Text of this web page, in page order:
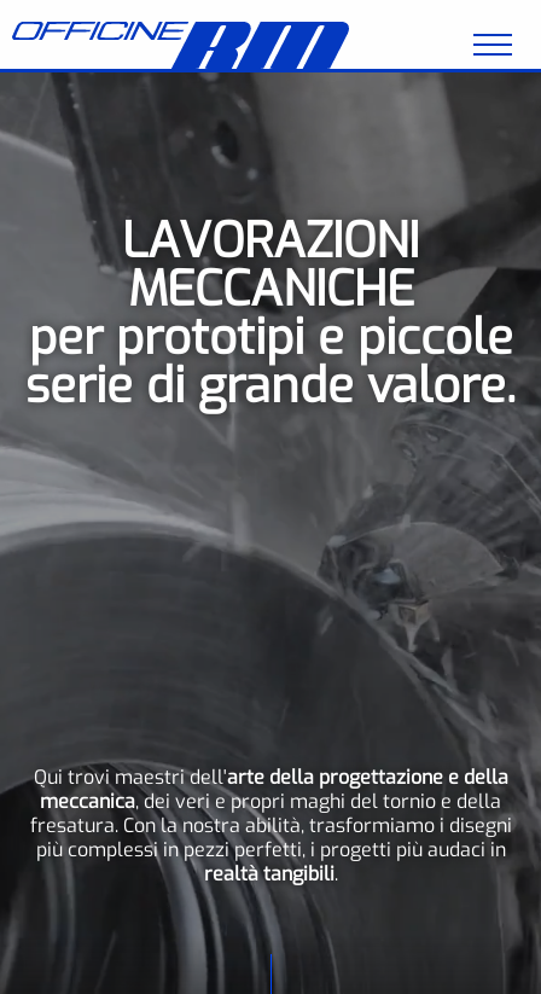
Salta al contenuto principale
LAVORAZIONI
MECCANICHE
per prototipi e piccole
serie di grande valore.
Qui trovi maestri dell'arte della progettazione e della
meccanica, dei veri e propri maghi del tornio e della
fresatura. Con la nostra abilità, trasformiamo i disegni
più complessi in pezzi perfetti, i progetti più audaci in
realtà tangibili.